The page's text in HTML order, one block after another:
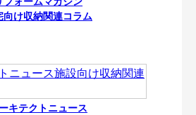
向け収納関連コラム
キテクトニュース